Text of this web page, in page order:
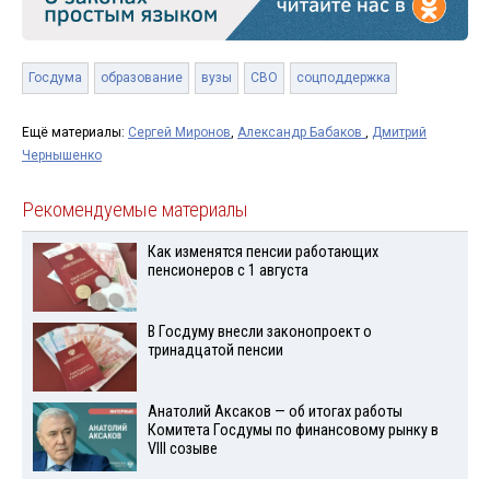
Госдума образование вузы СВО соцподдержка
Ещё материалы: Сергей Миронов, Александр Бабаков , Дмитрий
Чернышенко
Рекомендуемые материалы
Как изменятся пенсии работающих
пенсионеров с 1 августа
В Госдуму внесли законопроект о
тринадцатой пенсии
Анатолий Аксаков — об итогах работы
Комитета Госдумы по финансовому рынку в
VIII созыве